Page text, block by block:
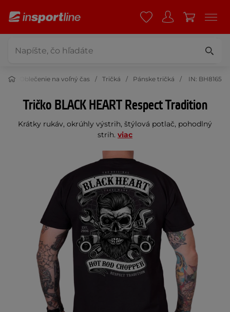
Oblečenie na voľný čas Tričká Pánske tričká IN: BH8165
Tričko BLACK HEART Respect Tradition
Krátky rukáv, okrúhly výstrih, štýlová potlač, pohodlný
strih. viac